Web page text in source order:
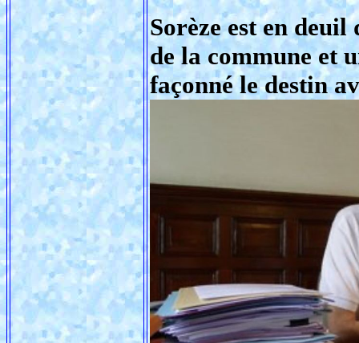
Sorèze est en
de la commune et
façonné le destin